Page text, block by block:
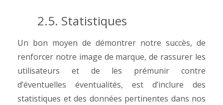
2.5. Statistiques
Un bon moyen de démontrer notre succès, de
renforcer notre image de marque, de rassurer les
utilisateurs et de les prémunir contre
d’éventuelles éventualités, est d’inclure des
statistiques et des données pertinentes dans nos